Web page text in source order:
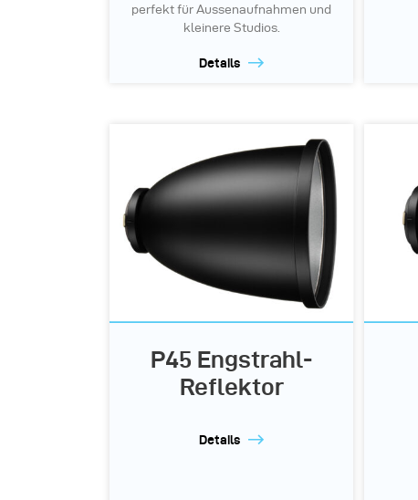
perfekt für Aussenaufnahmen und
kleinere Studios.
Details
P45 Engstrahl-
Reflektor
Details